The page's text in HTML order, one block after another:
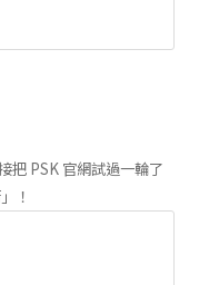
PSK 官網試過一輪了
！